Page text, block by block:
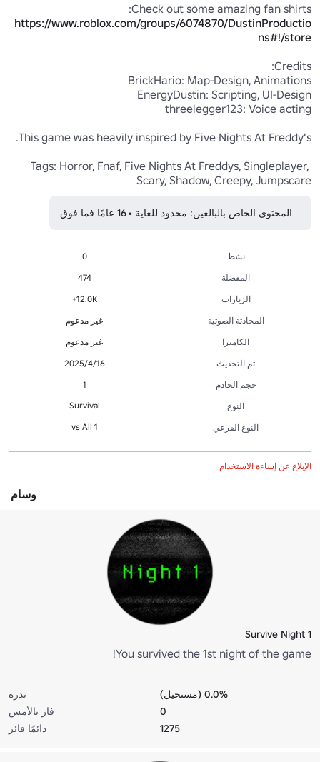
Check out some amazing fan shirts:
https://www.roblox.com/groups/6074870/DustinProductio
ns#!/store
Tags: Horror, Fnaf, Five Nights At Freddys, Singleplayer,
Scary, Shadow, Creepy, Jumpscare
المحتوى الخاص بالبالغين: محدود للغاية • 16 عامًا فما فوق
نشط
0
المفضلة
474
الزيارات
12.0K+
المحادثة الصوتية
غير مدعوم
الكاميرا
غير مدعوم
تم التحديث
16‏/4‏/2025
حجم الخادم
1
النوع
Survival
النوع الفرعي 1 vs All
الإبلاغ عن إساءة الاستخدام
وسام
Survive Night 1
You survived the 1st night of the game!
ندرة
0.0% (مستحيل)
فاز بالأمس
0
دائمًا فائز
1275